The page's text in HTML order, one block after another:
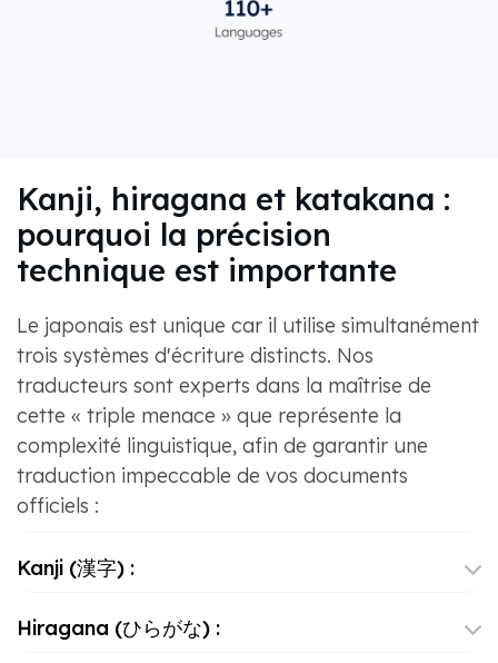
Kanji, hiragana et katakana :
pourquoi la précision
technique est importante
Le japonais est unique car il utilise simultanément
trois systèmes d'écriture distincts. Nos
traducteurs sont experts dans la maîtrise de
cette « triple menace » que représente la
complexité linguistique, afin de garantir une
traduction impeccable de vos documents
officiels :
Kanji (漢字) :
Hiragana (ひらがな) :